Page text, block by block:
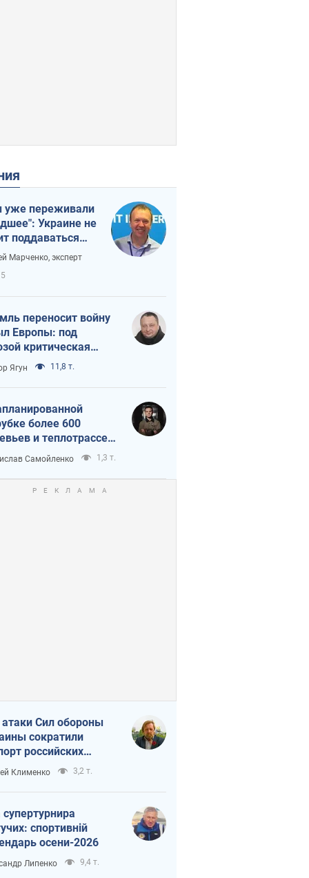
переживали
Украине не
поддаваться
из-за
Марченко, эксперт
переносит войну
Европы: под
критическая
Ягун 11,8 т.
более 600
и теплотрассе:
на
в Киеве
Самойленко 1,3 т.
атаки Сил обороны
сократили
российских
Клименко 3,2 т.
спортивній
осени-2026
Липенко 9,4 т.